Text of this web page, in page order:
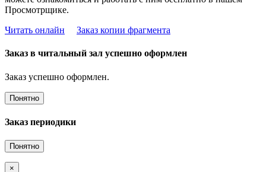
Просмотрщике.
Читать онлайн
Заказ копии фрагмента
Заказ в читальный зал успешно оформлен
Заказ успешно оформлен.
Понятно
Заказ периодики
Понятно
×